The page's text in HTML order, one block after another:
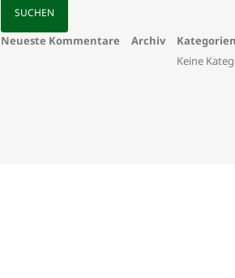
Neueste Kommentare Archiv
Kategorien
Keine